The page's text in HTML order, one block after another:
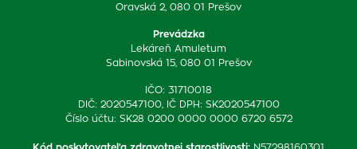
Oravská 2, 080 01 Prešov
Prevádzka
Lekáreň Amuletum
Sabinovská 15, 080 01 Prešov
IČO: 31710018
DIČ: 2020547100, IČ DPH: SK2020547100
Číslo účtu: SK28 0200 0000 0000 6720 6572